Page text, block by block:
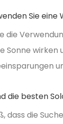
Sie
die
Sonne
die besten
dass die